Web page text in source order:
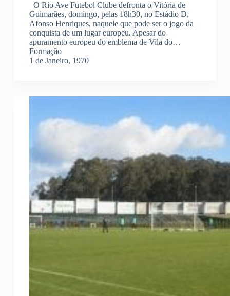
O Rio Ave Futebol Clube defronta o Vitória de
Guimarães, domingo, pelas 18h30, no Estádio D.
Afonso Henriques, naquele que pode ser o jogo da
conquista de um lugar europeu. Apesar do
apuramento europeu do emblema de Vila do…
Formação
1 de Janeiro, 1970